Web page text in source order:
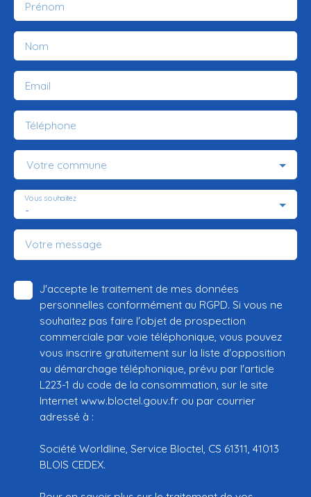
Prénom
Nom
Email
Téléphone
Votre commune
-
Vous souhaitez
Votre message
J'accepte le traitement de mes données
personnelles conformément au RGPD. Si vous ne
souhaitez pas faire l'objet de prospection
commerciale par voie téléphonique, vous pouvez
vous inscrire gratuitement sur la liste d'opposition
au démarchage téléphonique, prévu par l'article
L223-1 du code de la consommation, sur le site
Internet www.bloctel.gouv.fr ou par courrier
adressé à :
Société Worldline, Service Bloctel, CS 61311, 41013
BLOIS CEDEX.